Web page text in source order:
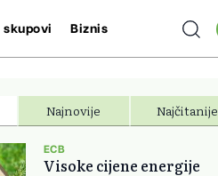
Biznis
Najnovije Najčitanije
ECB
Visoke cijene energije